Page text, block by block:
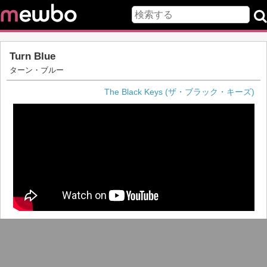
Turn Blue
ターン・ブルー
The Black Keys (ザ・ブラック・キーズ)